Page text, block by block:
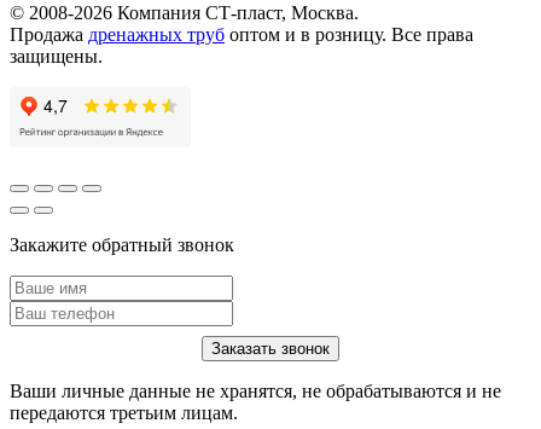
© 2008-2026 Компания СТ-пласт, Москва.
Продажа дренажных труб оптом и в розницу. Все права
защищены.
Закажите обратный звонок
Ваши личные данные не хранятся, не обрабатываются и не
передаются третьим лицам.